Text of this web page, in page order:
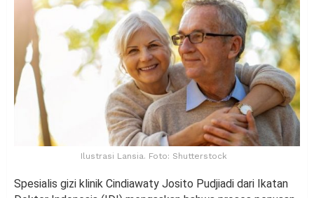
Ilustrasi Lansia. Foto: Shutterstock
Spesialis gizi klinik Cindiawaty Josito Pudjiadi dari Ikatan